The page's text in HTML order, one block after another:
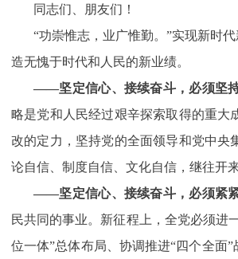
同志们、朋友们！
“功崇惟志，业广惟勤。”实现新时
造无愧于时代和人民的新业绩。
——坚定信心、接续奋斗，必须坚
略是党和人民经过艰辛探索取得的重大
改的定力，坚持党的全面领导和党中央
论自信、制度自信、文化自信，继往开
——坚定信心、接续奋斗，必须紧紧
民共同的事业。新征程上，全党必须进
位一体”总体布局、协调推进“四个全面